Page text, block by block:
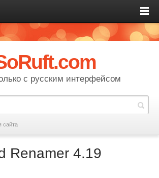
с русским интерфейсом
сайта
Renamer 4.19